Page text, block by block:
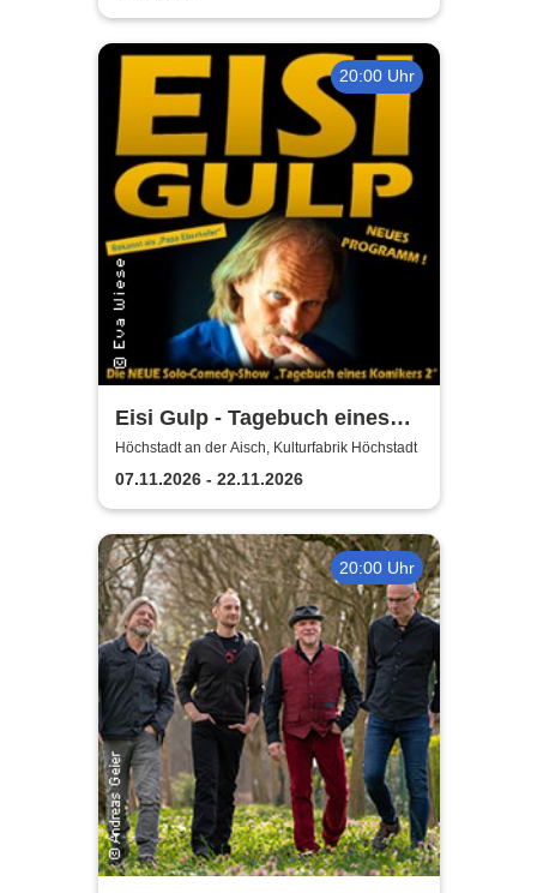
20:00 Uhr
Eisi Gulp - Tagebuch eines
Komikers 2 (neues
Programm)
Höchstadt an der Aisch, Kulturfabrik Höchstadt
07.11.2026 - 22.11.2026
20:00 Uhr